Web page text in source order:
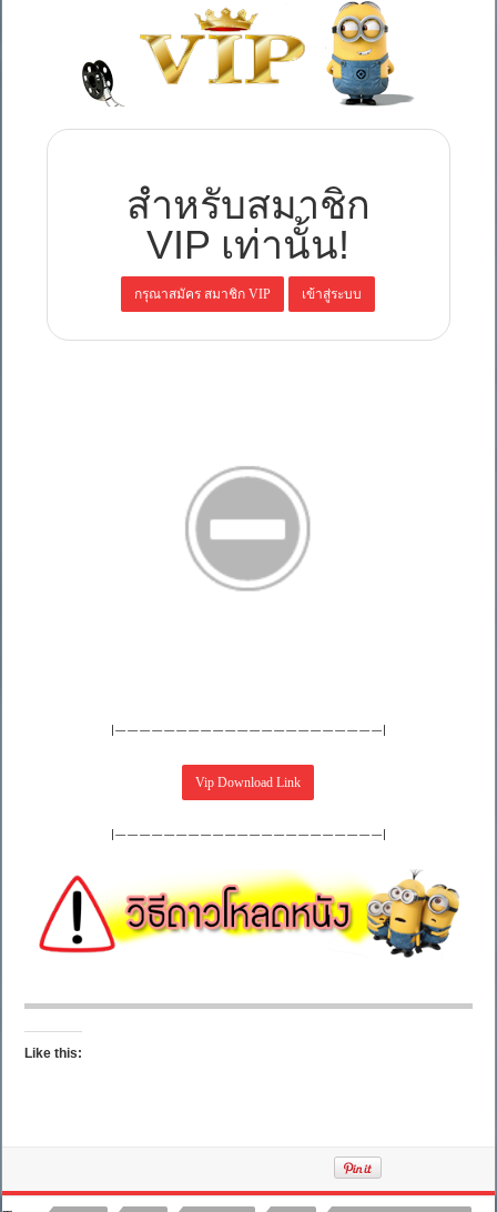
สำหรับสมาชิก
VIP เท่านั้น!
|——————————————————————|
|——————————————————————|
Like this: